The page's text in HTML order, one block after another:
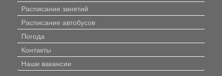
Расписание занятий
Расписание автобусов
Погода
Контакты
Наши вакансии